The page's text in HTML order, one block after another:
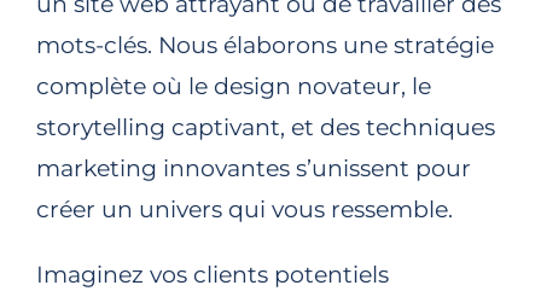
mots-clés. Nous élaborons une stratégie
complète où le design novateur, le
storytelling captivant, et des techniques
marketing innovantes s’unissent pour
créer un univers qui vous ressemble.
Imaginez vos clients potentiels